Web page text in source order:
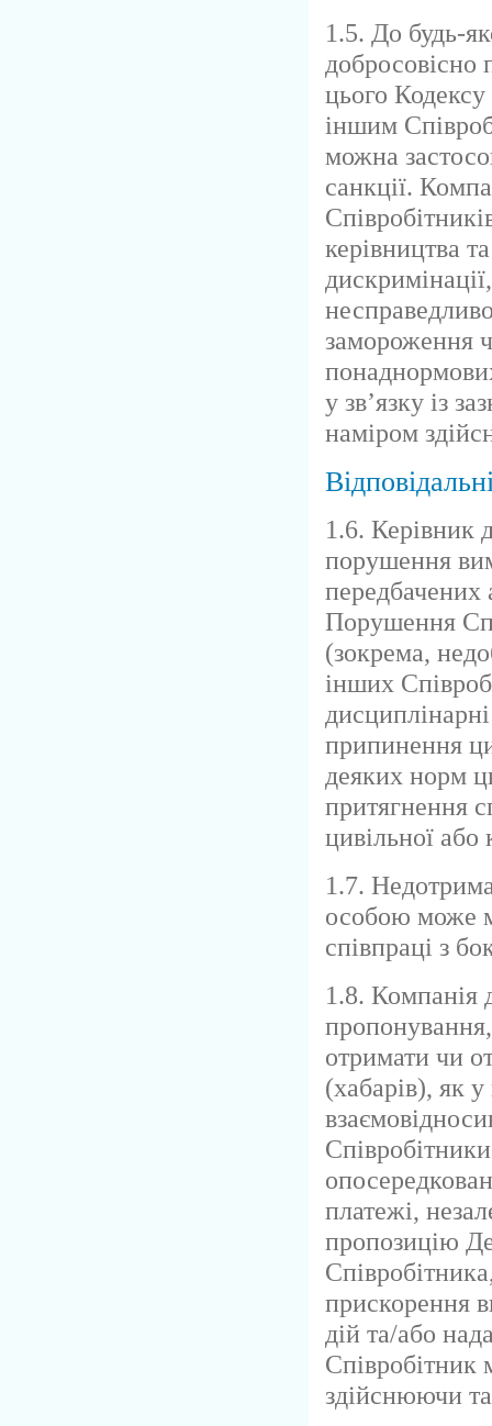
1.5. До будь-
цього
іншим
можна
санкції.
керівництва
замороження
у зв’язку із
наміром
1.6. Керівник
порушення
передбачених
Порушення
(зокрема,
інших
припинення
деяких норм
притягнення
цивільної або
1.7.
особою може
співпраці з
1.8. Компанія
отримати чи
(хабарів), як у
платежі,
пропозицію
прискорення
дій та/або
Співробітник
здійснюючи